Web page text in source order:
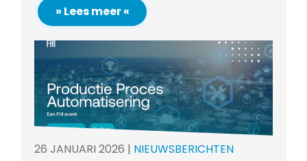
» Lees meer «
26 JANUARI 2026 | NIEUWSBERICHTEN